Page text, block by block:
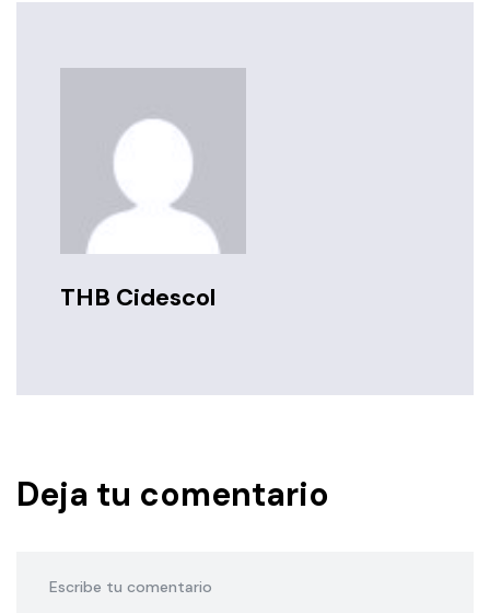
THB Cidescol
Deja tu comentario